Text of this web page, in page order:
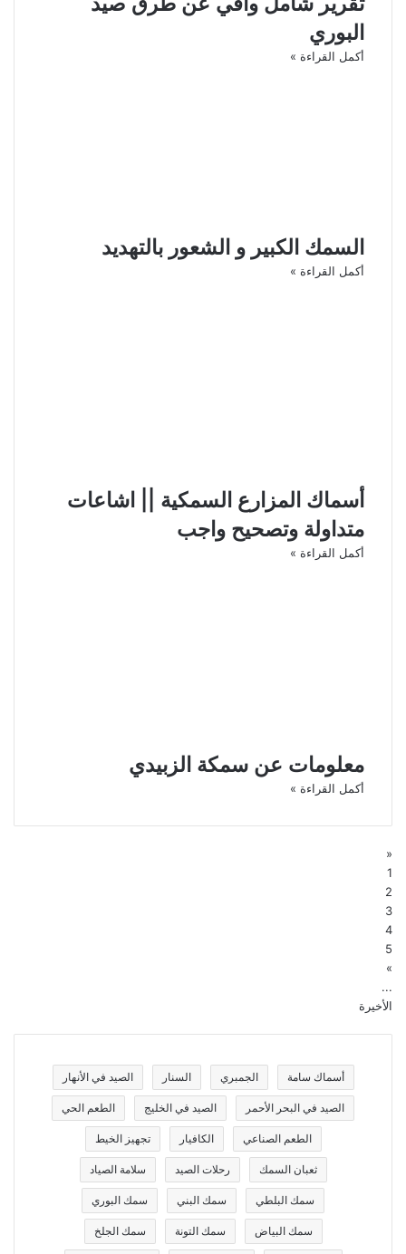
البوري
أكمل القراءة »
السمك الكبير و الشعور بالتهديد
أكمل القراءة »
أسماك المزارع السمكية || اشاعات
متداولة وتصحيح واجب
أكمل القراءة »
معلومات عن سمكة الزبيدي
أكمل القراءة »
«
1
2
3
4
5
»
...
الأخيرة
أسماك سامة الجمبري السنار الصيد في الأنهار
الصيد في البحر الأحمر الصيد في الخليج الطعم الحي
الطعم الصناعي الكافيار تجهيز الخيط
ثعبان السمك رحلات الصيد سلامة الصياد
سمك البلطي سمك البني سمك البوري
سمك البياض سمك التونة سمك الجلخ